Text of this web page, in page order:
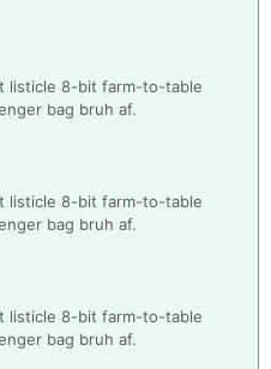
listicle 8-bit farm-to-table
bag bruh af.
listicle 8-bit farm-to-table
bag bruh af.
listicle 8-bit farm-to-table
bag bruh af.